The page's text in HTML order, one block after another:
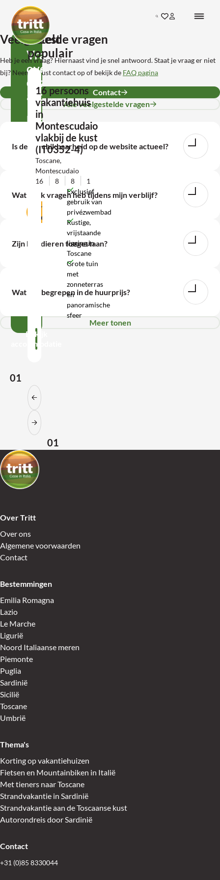
Ga direct naar de inhoud
Terug naar de startpagina
Search
Ga naar favorieten
Inloggen bij
Veelgestelde vragen
Heb je een vraag? Hiernaast vind je snel antwoord. Staat je vraag er niet
bij? Neem gerust contact op of bekijk de FAQ pagina
Contact
Alle veelgestelde vragen
Is de beschikbaarheid op de website actueel?
Wat als ik vragen heb tijdens mijn verblijf?
Zijn huisdieren toegestaan?
Wat is inbegrepen in de huurprijs?
Meer tonen
Vragen
over
deze
accommodatie?
Neem
contact
met
ons
op!
Contact
opnemen
WhatsApp
Meest
populair
16 persoons
vakantiehuis
in
Montescudaio
vlakbij de kust
(IT0352-4)
Toscane,
Montescudaio
16
8 8
1
Exclusief
gebruik van
privézwembad
Rustige,
vrijstaande
ligging in
Toscane
Grote tuin
met
zonneterras
en
panoramische
sfeer
Bekijk
accommodatie
01
Vorige slide
Volgende slide
01
Terug naar de startpagina
Over Tritt
Over ons
Algemene voorwaarden
Contact
Bestemmingen
Emilia Romagna
Lazio
Le Marche
Ligurië
Noord Italiaanse meren
Piemonte
Puglia
Sardinië
Sicilië
Toscane
Umbrië
Thema's
Korting op vakantiehuizen
Fietsen en Mountainbiken in Italië
Met tieners naar Toscane
Strandvakantie in Sardinië
Strandvakantie aan de Toscaanse kust
Autorondreis door Sardinië
Contact
+31 (0)85 8330044